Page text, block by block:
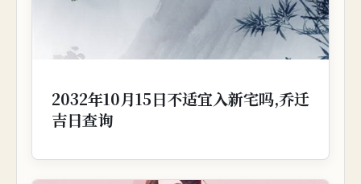
2032年10月15日不适宜入新宅吗,乔迁
吉日查询